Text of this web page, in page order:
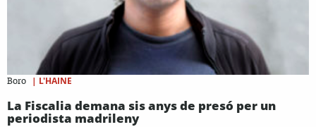
Boro | L'HAINE
La Fiscalia demana sis anys de presó per un
periodista madrileny